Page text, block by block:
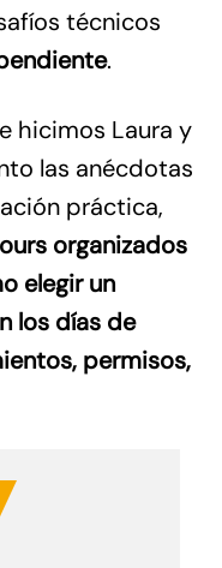
técnicos
.
hicimos Laura y
las anécdotas
práctica,
organizados
elegir un
los días de
permisos,